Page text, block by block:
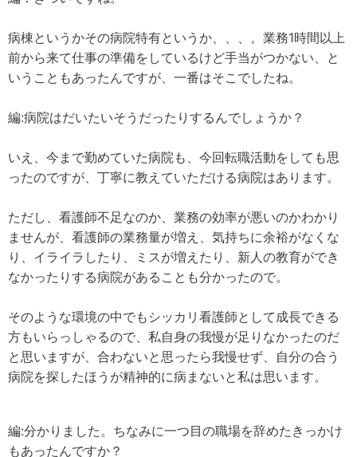
病棟というかその病院特有というか、、、。業務1時間以上
前から来て仕事の準備をしているけど手当がつかない、と
いうこともあったんですが、一番はそこでしたね。
編:病院はだいたいそうだったりするんでしょうか？
いえ、今まで勤めていた病院も、今回転職活動をしても思
ったのですが、丁寧に教えていただける病院はあります。
ただし、看護師不足なのか、業務の効率が悪いのかわかり
ませんが、看護師の業務量が増え、気持ちに余裕がなくな
り、イライラしたり、ミスが増えたり、新人の教育ができ
なかったりする病院があることも分かったので。
そのような環境の中でもシッカリ看護師として成長できる
方もいらっしゃるので、私自身の我慢が足りなかったのだ
と思いますが、合わないと思ったら我慢せず、自分の合う
病院を探したほうが精神的に病まないと私は思います。
編:分かりました。ちなみに一つ目の職場を辞めたきっかけ
もあったんですか？